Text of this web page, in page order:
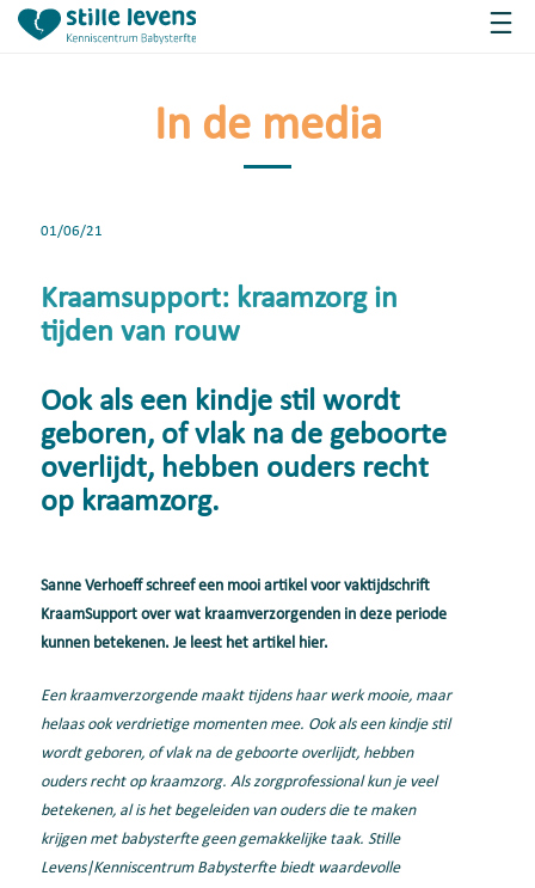
In de media
01/06/21
Kraamsupport: kraamzorg in
tijden van rouw
Ook als een kindje stil wordt
geboren, of vlak na de geboorte
overlijdt, hebben ouders recht
op kraamzorg.
Sanne Verhoeff schreef een mooi artikel voor vaktijdschrift
KraamSupport over wat kraamverzorgenden in deze periode
kunnen betekenen. Je leest het artikel hier.
Een kraamverzorgende maakt tijdens haar werk mooie, maar
helaas ook verdrietige momenten mee. Ook als een kindje stil
wordt geboren, of vlak na de geboorte overlijdt, hebben
ouders recht op kraamzorg. Als zorgprofessional kun je veel
betekenen, al is het begeleiden van ouders die te maken
krijgen met babysterfte geen gemakkelijke taak. Stille
Levens|Kenniscentrum Babysterfte biedt waardevolle